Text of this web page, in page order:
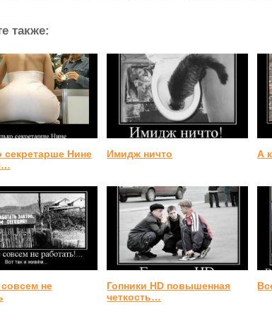
также:
секретарше Нине
Имидж ничто А
не
Гопники HD повышенная
четкость…